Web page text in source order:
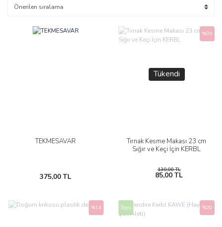
TEKMESAVAR
375,00 TL
Tükendi
Tırnak Kesme Makası 23 cm
Sığır ve Keçi İçin KERBL
%35
130,00 TL
85,00 TL
%14 Yeni %20